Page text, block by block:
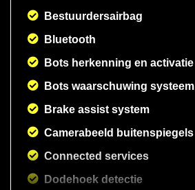
Bestuurdersairbag
Bluetooth
Bots herkenning en activatie
Bots waarschuwing systeem
Brake assist system
Camerabeeld buitenspiegels
Connected services
Dodehoek detectie